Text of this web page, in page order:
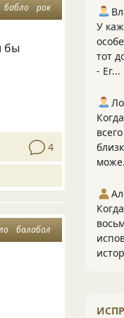
бабло рок
бы
4
балабол
У
тот
- Ег...